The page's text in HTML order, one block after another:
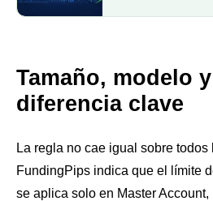
Tamaño, modelo
diferencia clave
La regla no cae igual sobre todos
FundingPips indica que el límite
se aplica solo en Master